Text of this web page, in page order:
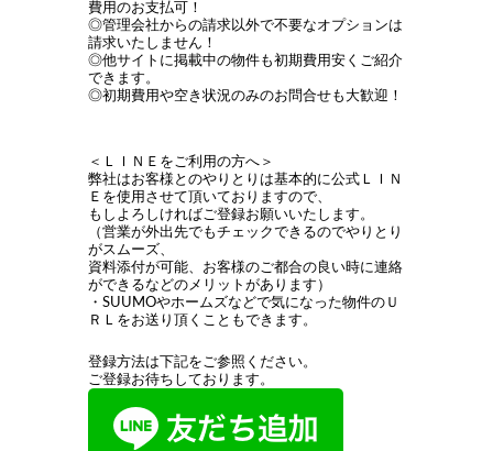
費用のお支払可！
◎管理会社からの請求以外で不要なオプションは
請求いたしません！
◎他サイトに掲載中の物件も初期費用安くご紹介
できます。
◎初期費用や空き状況のみのお問合せも大歓迎！
＜ＬＩＮＥをご利用の方へ＞
弊社はお客様とのやりとりは基本的に公式ＬＩＮ
Ｅを使用させて頂いておりますので、
もしよろしければご登録お願いいたします。
（営業が外出先でもチェックできるのでやりとり
がスムーズ、
資料添付が可能、お客様のご都合の良い時に連絡
ができるなどのメリットがあります）
・SUUMOやホームズなどで気になった物件のＵ
ＲＬをお送り頂くこともできます。
登録方法は下記をご参照ください。
ご登録お待ちしております。